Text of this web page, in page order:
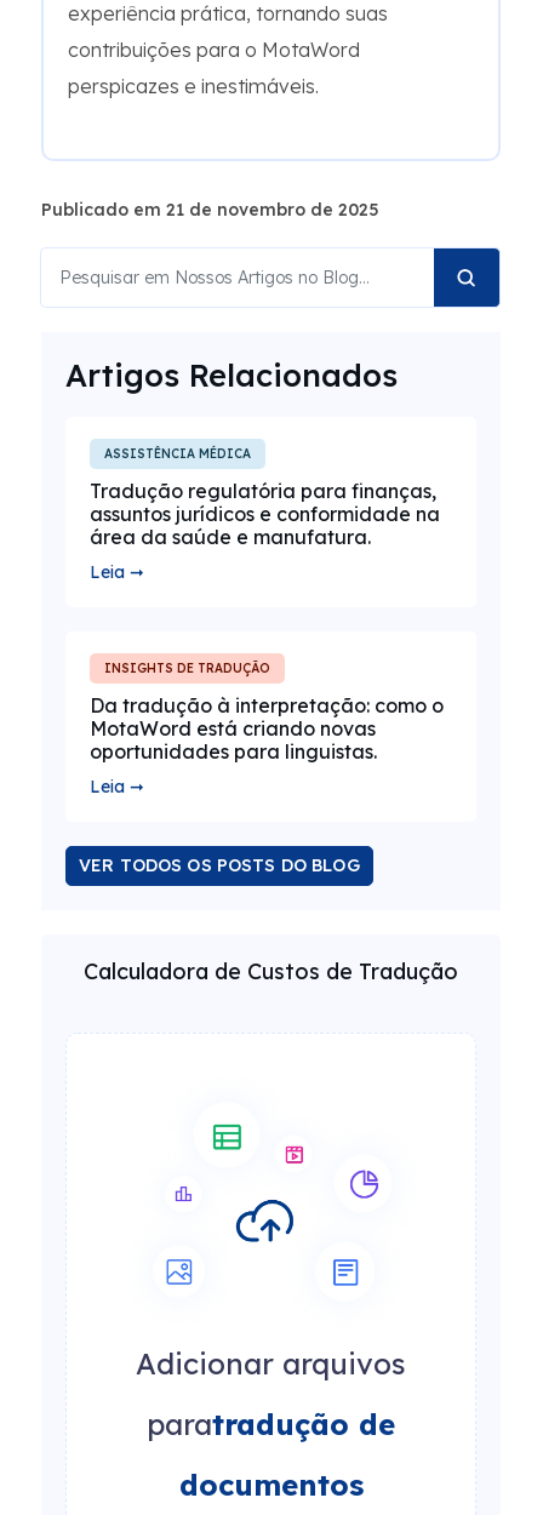
experiência prática, tornando suas
contribuições para o MotaWord
perspicazes e inestimáveis.
Publicado em 21 de novembro de 2025
Artigos Relacionados
ASSISTÊNCIA MÉDICA
Tradução regulatória para finanças,
assuntos jurídicos e conformidade na
área da saúde e manufatura.
Leia ➞
INSIGHTS DE TRADUÇÃO
Da tradução à interpretação: como o
MotaWord está criando novas
oportunidades para linguistas.
Leia ➞
VER TODOS OS POSTS DO BLOG
Calculadora de Custos de Tradução
Adicionar arquivos
paratradução de
documentos